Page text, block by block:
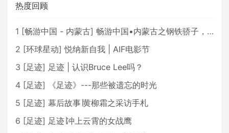
热度回顾
1 [畅游中国 - 内蒙古] 畅游中国•内蒙古之钢铁骄子，魅力包头
2 [环球星动] 悦纳新自我 | AIF电影节
3 [足迹] 足迹 | 认识Bruce Lee吗？
4 [足迹]
《足迹》---那些被遗忘的时光
5 [足迹] 幕后故事∣黄柳霜之采访手札
6 [足迹] 足迹∣冲上云霄的女战鹰